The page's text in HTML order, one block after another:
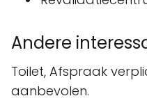
Andere
Toilet, Afspraak
aanbevolen.